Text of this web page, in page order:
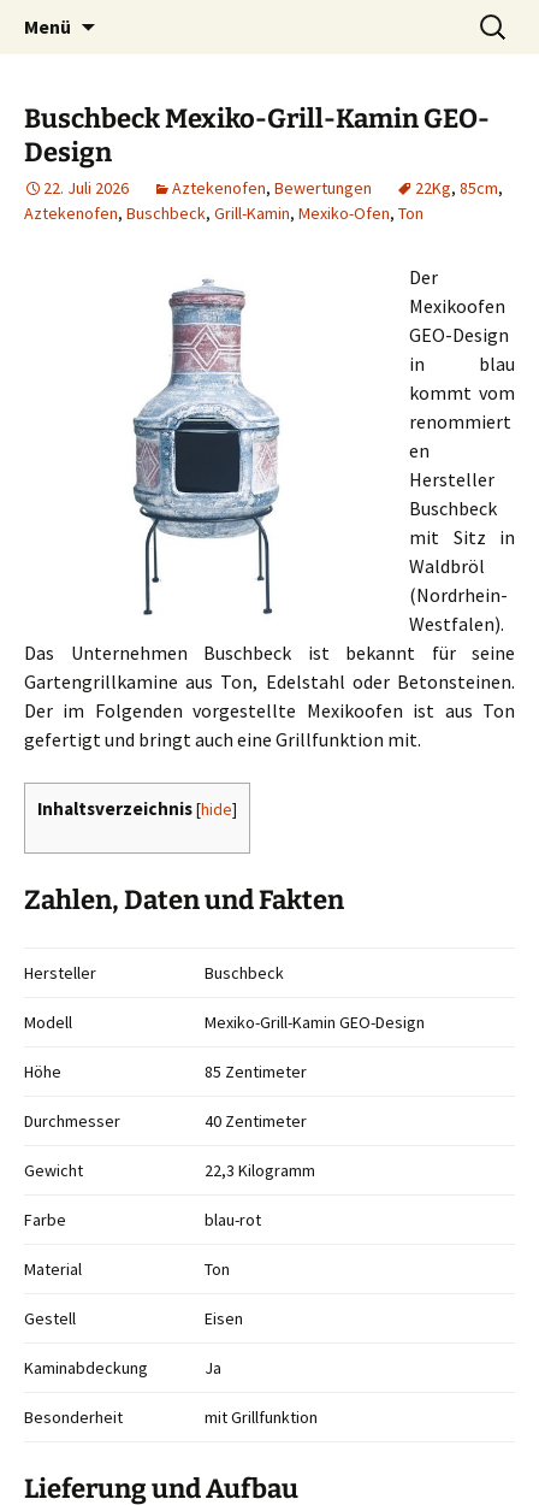
Menü
Suchen
nach:
Buschbeck Mexiko-Grill-Kamin GEO-
Design
22. Juli 2026 Aztekenofen, Bewertungen 22Kg, 85cm,
Aztekenofen, Buschbeck, Grill-Kamin, Mexiko-Ofen, Ton
Der
Mexikoofen
GEO-Design
in blau
kommt vom
renommiert
en
Hersteller
Buschbeck
mit Sitz in
Waldbröl
(Nordrhein-
Westfalen).
Das Unternehmen Buschbeck ist bekannt für seine
Gartengrillkamine aus Ton, Edelstahl oder Betonsteinen.
Der im Folgenden vorgestellte Mexikoofen ist aus Ton
gefertigt und bringt auch eine Grillfunktion mit.
Inhaltsverzeichnis[hide]
Zahlen, Daten und Fakten
Hersteller Buschbeck
Modell Mexiko-Grill-Kamin GEO-Design
Höhe 85 Zentimeter
Durchmesser 40 Zentimeter
Gewicht 22,3 Kilogramm
Farbe blau-rot
Material Ton
Gestell Eisen
Kaminabdeckung Ja
Besonderheit mit Grillfunktion
Lieferung und Aufbau